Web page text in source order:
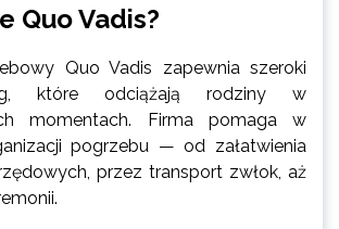
Quo Vadis?
Quo Vadis zapewnia szeroki
które odciążają rodziny w
momentach. Firma pomaga w
pogrzebu — od załatwienia
przez transport zwłok, aż